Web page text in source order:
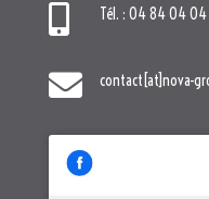
 Tél. : 04 84 04
 contact[at]nova-